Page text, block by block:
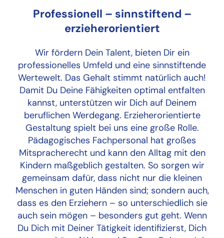
Professionell – sinnstiftend –
erzieherorientiert
Wir fördern Dein Talent, bieten Dir ein
professionelles Umfeld und eine sinnstiftende
Wertewelt. Das Gehalt stimmt natürlich auch!
Damit Du Deine Fähigkeiten optimal entfalten
kannst, unterstützen wir Dich auf Deinem
beruflichen Werdegang. Erzieherorientierte
Gestaltung spielt bei uns eine große Rolle.
Pädagogisches Fachpersonal hat großes
Mitspracherecht und kann den Alltag mit den
Kindern maßgeblich gestalten. So sorgen wir
gemeinsam dafür, dass nicht nur die kleinen
Menschen in guten Händen sind; sondern auch,
dass es den Erziehern – so unterschiedlich sie
auch sein mögen – besonders gut geht. Wenn
Du Dich mit Deiner Tätigkeit identifizierst, Dich